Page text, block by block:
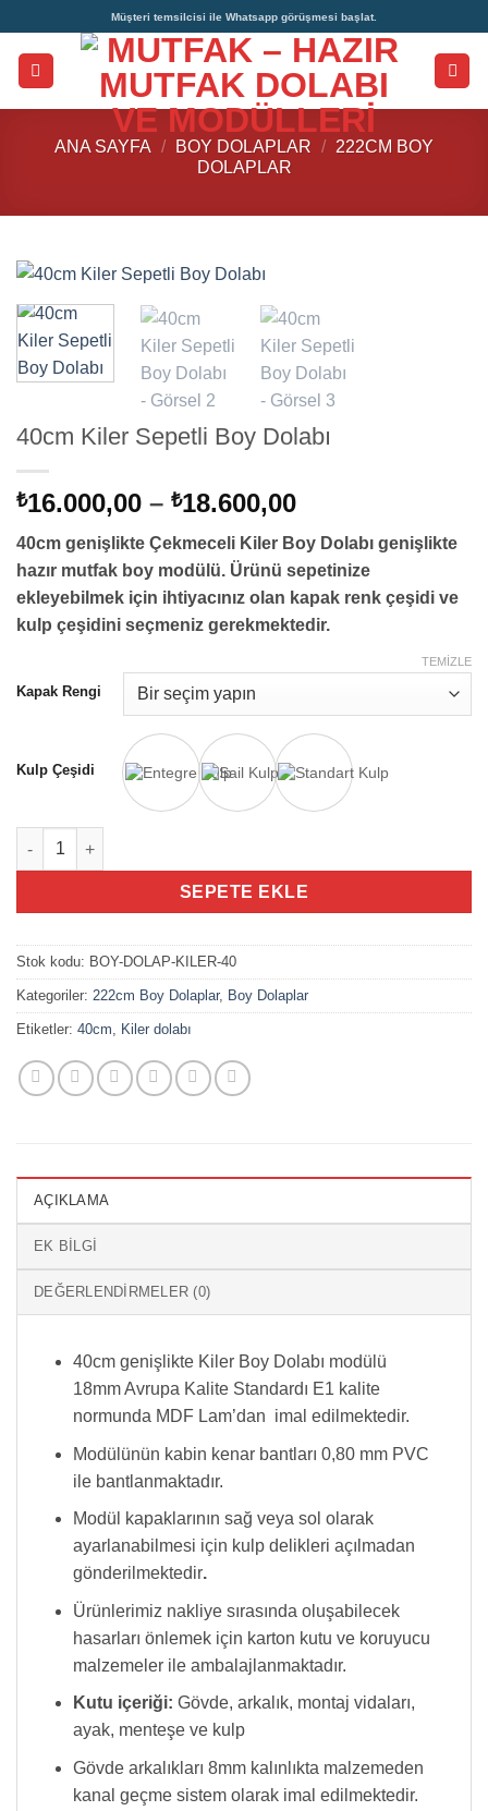
Müşteri temsilcisi ile Whatsapp görüşmesi başlat.
ANA SAYFA / BOY DOLAPLAR /
222CM BOY
DOLAPLAR
40cm Kiler Sepetli Boy Dolabı
₺16.000,00 – ₺18.600,00Fiyat
₺16.000,00
-
₺18.600,00
40cm genişlikte Çekmeceli Kiler Boy Dolabı genişlikte
hazır mutfak boy modülü. Ürünü sepetinize
ekleyebilmek için ihtiyacınız olan kapak renk çeşidi ve
kulp çeşidini seçmeniz gerekmektedir.
Kapak Rengi
Kulp Çeşidi
TEMIZLE
40cm Kiler Sepetli Boy Dolabı adet
SEPETE EKLE
Stok kodu: BOY-DOLAP-KILER-40
Kategoriler: 222cm Boy Dolaplar, Boy Dolaplar
Etiketler: 40cm Kiler dolabı
AÇIKLAMA
EK BILGI
DEĞERLENDIRMELER (0)
40cm genişlikte Kiler Boy Dolabı modülü
18mm Avrupa Kalite Standardı E1 kalite
normunda MDF Lam’dan imal edilmektedir.
Modülünün kabin kenar bantları 0,80 mm PVC
ile bantlanmaktadır.
Modül kapaklarının sağ veya sol olarak
ayarlanabilmesi için kulp delikleri açılmadan
gönderilmektedir.
Ürünlerimiz nakliye sırasında oluşabilecek
hasarları önlemek için karton kutu ve koruyucu
malzemeler ile ambalajlanmaktadır.
Kutu içeriği: Gövde, arkalık, montaj vidaları,
ayak, menteşe ve kulp
Gövde arkalıkları 8mm kalınlıkta malzemeden
kanal geçme sistem olarak imal edilmektedir.